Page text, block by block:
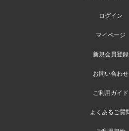
ログイン
マイページ
新規会員登録
お問い合わせ
ご利用ガイド
よくあるご質